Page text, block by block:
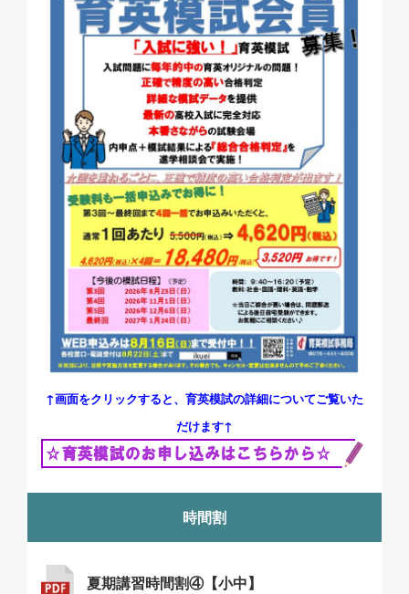
↑画面をクリックすると、育英模試の詳細についてご覧いた
だけます↑
時間割
夏期講習時間割④【小中】